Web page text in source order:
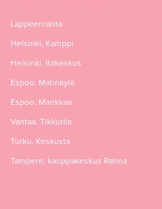
Lappeenranta
Helsinki, Kamppi
Helsinki, Itäkeskus
Espoo, Matinkylä
Espoo, Mankkaa
Vantaa, Tikkurila
Turku, Keskusta
Tampere, kauppakeskus Ratina